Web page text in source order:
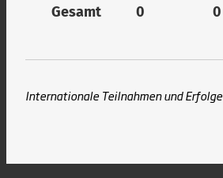
Gesamt
0 0
Internationale Teilnahmen und Erfolge